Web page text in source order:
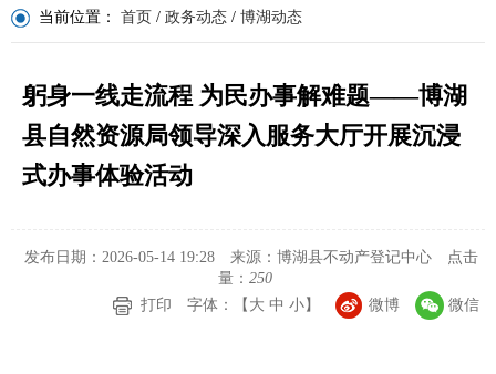
当前位置： 首页 / 政务动态 / 博湖动态
躬身一线走流程 为民办事解难题——博湖
县自然资源局领导深入服务大厅开展沉浸
式办事体验活动
发布日期：2026-05-14 19:28 来源：博湖县不动产登记中心
点击
量： 250
打印
字体：【 大 中 小】 微博 微信